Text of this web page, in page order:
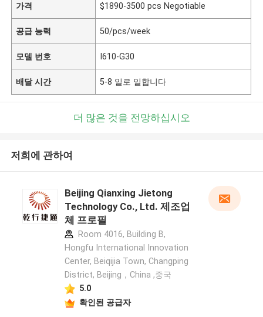
가격 $1890-3500 pcs Negotiable
공급 능력 50/pcs/week
모델 번호 I610-G30
배달 시간 5-8 일로 일합니다
더 많은 것을 전망하십시오
저희에 관하여
Beijing Qianxing Jietong
Technology Co., Ltd. 제조업
체 프로필
Room 4016, Building B,
Hongfu International Innovation
Center, Beiqijia Town, Changping
District, Beijing，China ,중국
5.0
확인된 공급자